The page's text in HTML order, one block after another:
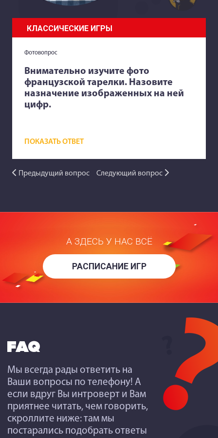
КЛАССИЧЕСКИЕ ИГРЫ
Фотовопрос
Внимательно изучите фото
французской тарелки. Назовите
назначение изображенных на ней
цифр.
ПОКАЗАТЬ ОТВЕТ
Предыдущий вопрос Следующий вопрос
А ЗДЕСЬ У НАС ВСЁ
РАСПИСАНИЕ ИГР
FAQ
Мы всегда рады ответить на
Ваши вопросы по телефону! А
если вдруг Вы интроверт и Вам
приятнее читать, чем говорить,
скроллите ниже: там мы
постарались подобрать ответы